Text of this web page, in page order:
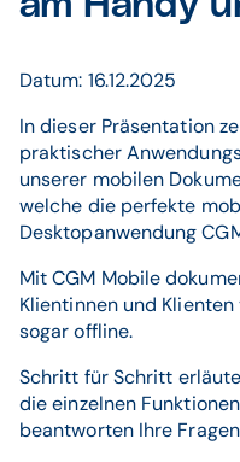
Datum: 16.12.2025
In dieser Präsentation
praktischer
unserer mobilen
welche die perfekte
Desktopanwendung
Mit CGM Mobile
Klientinnen und
sogar offline.
Schritt für Schritt
die einzelnen
beantworten Ihre